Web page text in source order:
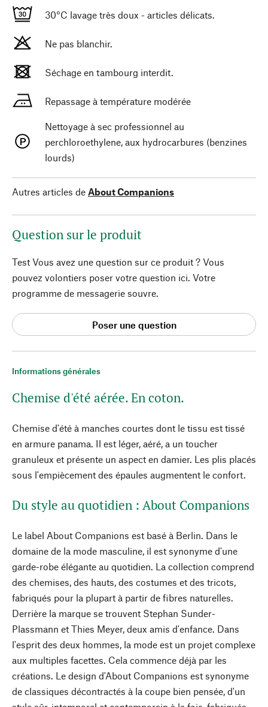
Informations générales
Chemise d'été aérée. En coton.
Chemise d'été à manches courtes dont le tissu est tissé
en armure panama. Il est léger, aéré, a un toucher
granuleux et présente un aspect en damier. Les plis placés
sous l'empiècement des épaules augmentent le confort.
Du style au quotidien : About Companions
Le label About Companions est basé à Berlin. Dans le
domaine de la mode masculine, il est synonyme d'une
garde-robe élégante au quotidien. La collection comprend
des chemises, des hauts, des costumes et des tricots,
fabriqués pour la plupart à partir de fibres naturelles.
Derrière la marque se trouvent Stephan Sunder-
Plassmann et Thies Meyer, deux amis d'enfance. Dans
l'esprit des deux hommes, la mode est un projet complexe
aux multiples facettes. Cela commence déjà par les
créations. Le design d'About Companions est synonyme
de classiques décontractés à la coupe bien pensée, d'un
30°C lavage très doux - articles délicats.
Ne pas blanchir.
Séchage en tambourg interdit.
Repassage à température modérée
Nettoyage à sec professionnel au
perchloroethylene, aux hydrocarbures (benzines
lourds)
Autres articles de About Companions
Question sur le produit
Test Vous avez une question sur ce produit ? Vous
pouvez volontiers poser votre question ici. Votre
programme de messagerie souvre.
Poser une question